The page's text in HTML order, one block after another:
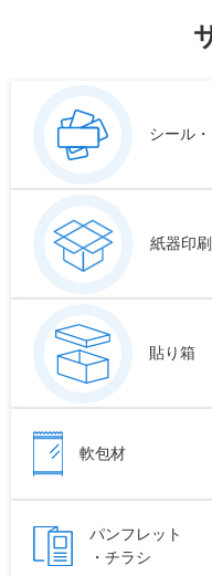
シール
紙器印刷
貼り箱
軟包材
パンフレット
・チラシ